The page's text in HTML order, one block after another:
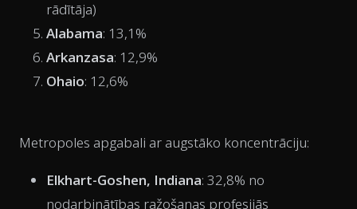
rādītāja)
Alabama: 13,1%
Arkanzasa: 12,9%
Ohaio: 12,6%
Metropoles apgabali ar augstāko koncentrāciju:
Elkhart-Goshen, Indiana: 32,8% no
nodarbinātības ražošanas profesijās